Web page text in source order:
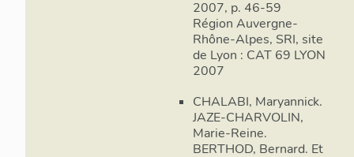
2007, p. 46-59
Région Auvergne-
Rhône-Alpes, SRI, site
de Lyon : CAT 69 LYON
2007
CHALABI, Maryannick.
JAZE-CHARVOLIN,
Marie-Reine.
BERTHOD, Bernard. Et